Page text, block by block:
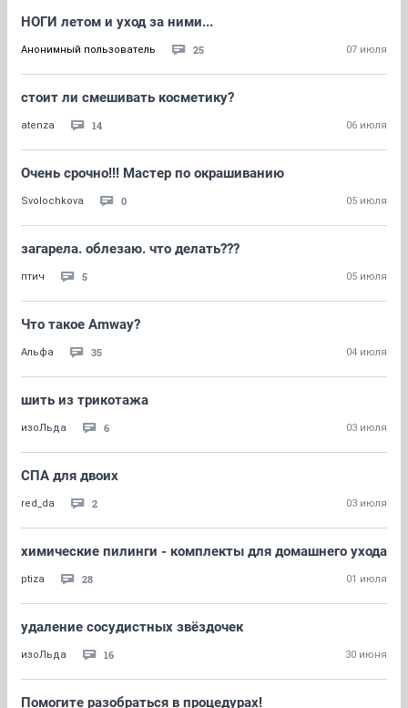
НОГИ летом и уход за ними...
Анонимный пользователь 25 07 июля
стоит ли смешивать косметику?
atenza 14 06 июля
Очень срочно!!! Мастер по окрашиванию
Svolochkova 0 05 июля
загарела. облезаю. что делать???
птич 5 05 июля
Что такое Amway?
Альфа 35 04 июля
шить из трикотажа
изоЛьда 6 03 июля
СПА для двоих
red_da 2 03 июля
химические пилинги - комплекты для домашнего ухода
ptiza 28 01 июля
удаление сосудистных звёздочек
изоЛьда 16 30 июня
Помогите разобраться в процедурах!